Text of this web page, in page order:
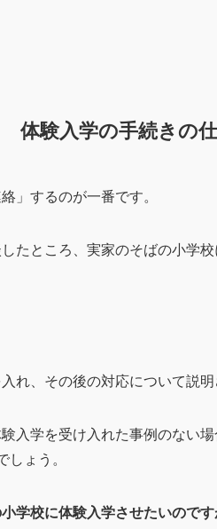
体験入学の手続きの
」するのが一番です。
たところ、実家のそばの小学
れ、その後の対応について説明
入学を受け入れた事例のない
しょう。
学校に体験入学させたいので